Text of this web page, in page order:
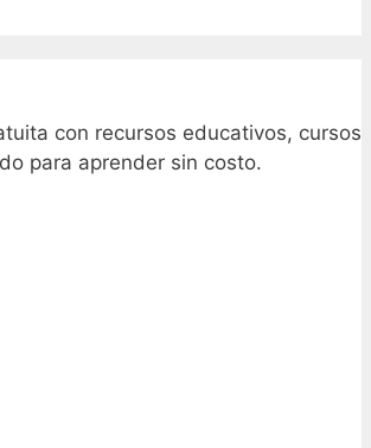
con recursos educativos, cursos
para aprender sin costo.